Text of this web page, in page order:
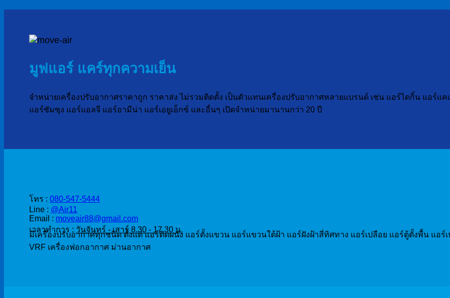
มูฟแอร์ แคร์ทุกความเย็น
จำหน่ายเครื่องปรับอากาศราคาถูก ราคาส่ง ไม่รวมติดตั้ง เป็นตัวแทนเครื่องปรับอากาศหลายแบรนด์ เช่น แอร์ไดกิ้น แอร์แค
แอร์ซัมซุง แอร์แอลจี แอร์อามีน่า แอร์เอยูเอ็กซ์ และอื่นๆ เปิดจำหน่ายมานานกว่า 20 ปี
ติดต่อสั่งซื้อ
โทร : 080-547-5444
Line : @Air11
Email : moveair88@gmail.com
เวลาทำการ : วันจันทร์ - เสาร์ 8.30 - 17.30 น.
มีเครื่องปรับอากาศทุกชนิด ตั้งแต่ แอร์ติดผนัง แอร์ตั้งแขวน แอร์แขวนใต้ฝ้า แอร์ฝังฝ้าสี่ทิศทาง แอร์เปลือย แอร์ตู้ตั้งพื้น แอร์
VRF เครื่องฟอกอากาศ ม่านอากาศ